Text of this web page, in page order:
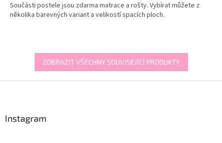
Součásti postele jsou zdarma matrace a rošty. Vybírat můžete z
několika barevných variant a velikostí spacích ploch.
ZOBRAZIT VŠECHNY SOUVISEJÍCÍ PRODUKTY
Instagram